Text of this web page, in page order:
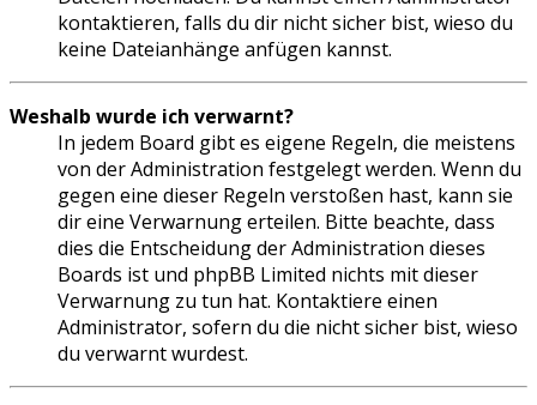
kontaktieren, falls du dir nicht sicher bist, wieso du
keine Dateianhänge anfügen kannst.
Weshalb wurde ich verwarnt?
In jedem Board gibt es eigene Regeln, die meistens
von der Administration festgelegt werden. Wenn du
gegen eine dieser Regeln verstoßen hast, kann sie
dir eine Verwarnung erteilen. Bitte beachte, dass
dies die Entscheidung der Administration dieses
Boards ist und phpBB Limited nichts mit dieser
Verwarnung zu tun hat. Kontaktiere einen
Administrator, sofern du die nicht sicher bist, wieso
du verwarnt wurdest.